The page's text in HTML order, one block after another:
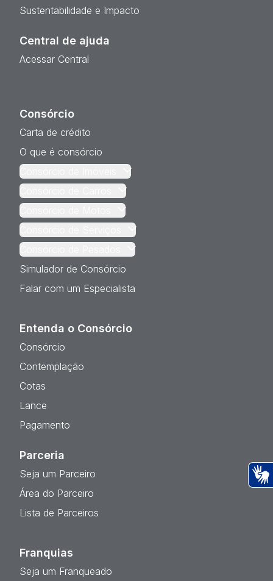
Sustentabilidade e Impacto
Central de ajuda
Acessar Central
Consórcio
Carta de crédito
O que é consórcio
Consórcio de Imóveis
Consórcio de Carros
Consórcio de Motos
Consórcio de Serviços
Consórcio de Pesados
Simulador de Consórcio
Falar com um Especialista
Entenda o Consórcio
Consórcio
Contemplação
Cotas
Lance
Pagamento
Parceria
Seja um Parceiro
Área do Parceiro
Lista de Parceiros
Franquias
Seja um Franqueado